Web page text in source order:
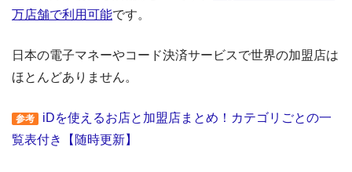
万店舗で利用可能です。
日本の電子マネーやコード決済サービスで世界の加盟店は
ほとんどありません。
参考
iDを使えるお店と加盟店まとめ！カテゴリごとの一
覧表付き【随時更新】